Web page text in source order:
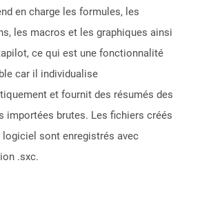
en charge les formules, les
les macros et les graphiques ainsi
ce qui est une fonctionnalité
car il individualise
et fournit des résumés des
importées brutes. Les fichiers créés
logiciel sont enregistrés avec
.sxc.